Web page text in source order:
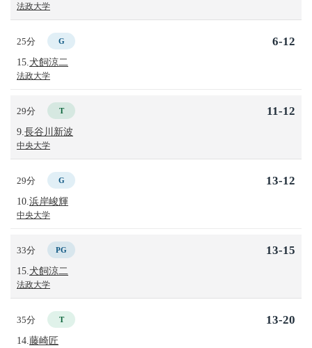
法政大学
25分 G
15. 犬飼涼二
法政大学
6-12
29分 T
9. 長谷川新波
中央大学
11-12
29分 G
10. 浜岸峻輝
中央大学
13-12
33分 PG
15. 犬飼涼二
法政大学
13-15
35分 T
14. 藤崎匠
13-20